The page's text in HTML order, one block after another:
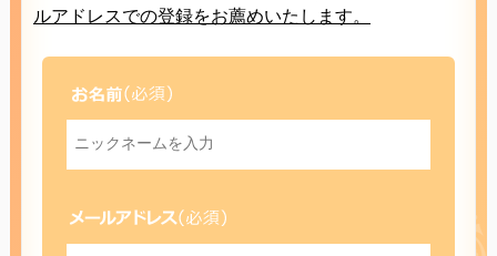
ルアドレスでの登録をお薦めいたします。